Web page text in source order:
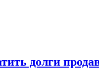
долги